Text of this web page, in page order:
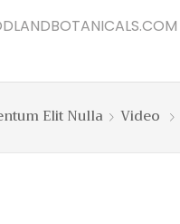
Elit Nulla Video